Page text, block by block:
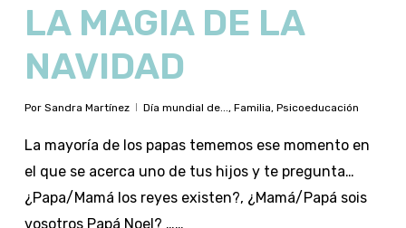
LA MAGIA DE LA
NAVIDAD
Por Sandra Martínez Día mundial de... , Familia, Psicoeducación
La mayoría de los papas tememos ese momento en
el que se acerca uno de tus hijos y te pregunta…
¿Papa/Mamá los reyes existen?, ¿Mamá/Papá sois
vosotros Papá Noel? ……